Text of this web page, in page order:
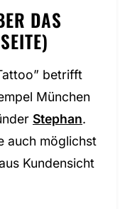
DAS
betrifft
München
Stephan.
auch möglichst
Kundensicht